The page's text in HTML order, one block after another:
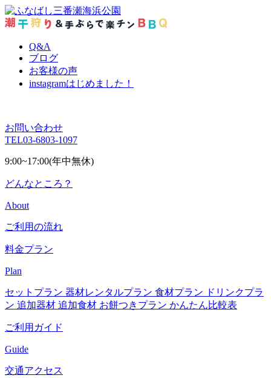
Q&A
ブログ
お客様の声
instagramはじめました！
お問い合わせ
TEL03-6803-1097
9:00~17:00(年中無休)
どんなところ？
About
ご利用の流れ
料金プラン
Plan
セットプラン 器材レンタルプラン 食材プラン ドリンクプラ
ン 追加器材 追加食材 お餅つきプラン かんたん比較表
ご利用ガイド
Guide
交通アクセス